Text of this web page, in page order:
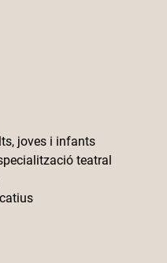
joves i infants
teatral